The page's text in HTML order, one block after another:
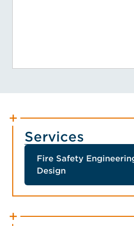
Services
Fire Safety
Design